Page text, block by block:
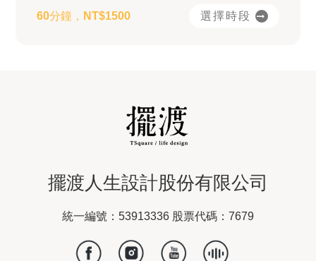
60分鐘，NT$1500 選擇時段
擺渡人生設計股份有限公司
統一編號：53913336 股票代碼：7679